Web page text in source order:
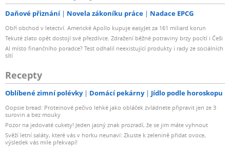
Daňové přiznání Novela zákoníku práce Nadace EPCG
Obří obchod v letectví. Americké Apollo kupuje easyJet za 161 miliard korun
Tekuté zlato opět dostojí své přezdívce. Zdražení běžné potraviny brzy pocítí i Češi
AI místo finančního poradce? Test odhalil neexistující produkty i rady ze sociálních
sítí
Recepty
Oblíbené zimní polévky Domácí pekárny Jídlo podle horoskopu
Oopsie bread: Proteinové pečivo lehké jako obláček zvládnete připravit jen ze 3
surovin a bez mouky
Pozor na jedovaté cukety! Jeden jasný znak prozradí, že se jim máte vyhnout
Svěží letní saláty, které vás v horku neunaví: Zkuste k zelenině přidat ovoce,
výsledek vás mile překvapí!